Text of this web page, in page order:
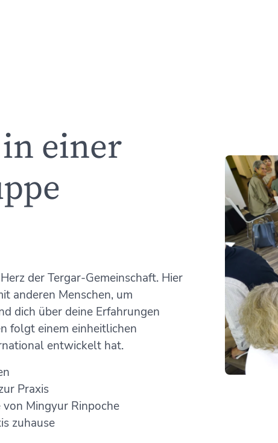
einer
der Tergar-Gemeinschaft. Hier
anderen Menschen, um
dich über deine Erfahrungen
folgt einem einheitlichen
entwickelt hat.
Praxis
Mingyur Rinpoche
zuhause